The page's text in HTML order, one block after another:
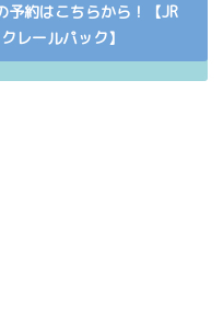
予約はこちらから！【JR
レールパック】